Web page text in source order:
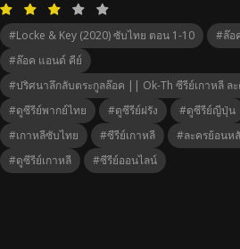
#Locke & Key (2020) ซับไทย ตอน 1-10
#ล๊อ
#ล๊อค แอนด์ คีย์
#ปริศนาลึกลับตระกูลล๊อค || Ok-Th ซีรีย์เกาหลี ล
#ดูซีรีย์พากย์ไทย
#ดูซีรีย์ฝรัง #ดูซีรีย์ญีปุ่น
#เกาหลีซับไทย
#ซีรีย์เกาหลี #ละครย้อนห
#ดูซีรีย์เกาหลี
#ซีรีย์ออนไลน์